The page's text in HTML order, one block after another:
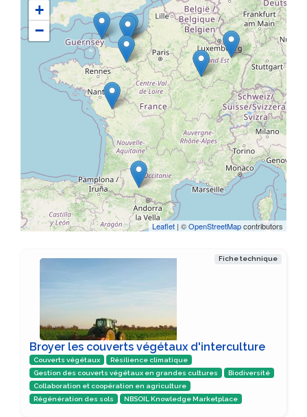
+
−
Leaflet | ©OpenStreetMapcontributors
Fiche technique
Broyer les couverts végétaux d'interculture
Couverts végétaux
Résilience climatique
Gestion des couverts végétaux en grandes cultures
Biodiversité
Collaboration et coopération en agriculture
Régénération des sols
NBSOIL Knowledge Marketplace